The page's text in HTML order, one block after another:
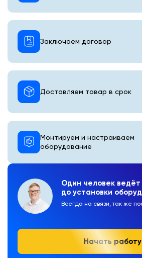
Один человек ведёт
до установки
Всегда на связи, так же
Начать работу
Монтируем и настраиваем
оборудование
Доставляем товар в срок
Заключаем договор